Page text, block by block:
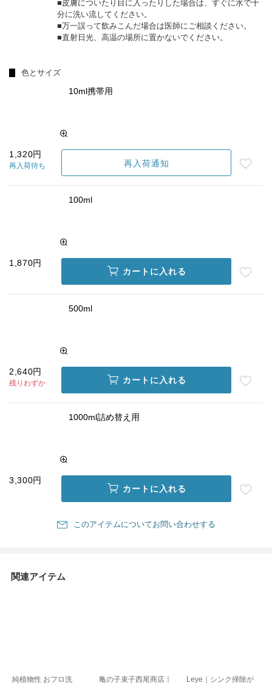
■皮膚についたり目に入ったりした場合は、すぐに水で十
分に洗い流してください。
■万一誤って飲みこんだ場合は医師にご相談ください。
■直射日光、高温の場所に置かないでください。
色とサイズ
10ml携帯用
1,320円
再入荷待ち 再入荷通知
100ml
1,870円
カートに入れる
500ml
2,640円
残りわずか カートに入れる
1000ml詰め替え用
3,300円
カートに入れる
このアイテムについてお問い合わせする
関連アイテム
純植物性 おフロ洗
亀の子束子西尾商店｜
Leye｜シンク掃除が